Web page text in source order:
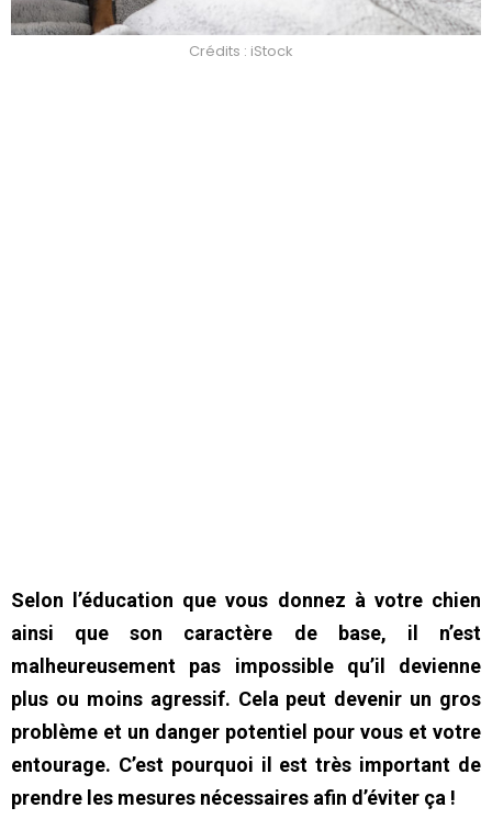
Crédits : iStock
Selon l’éducation que vous donnez à votre chien
ainsi que son caractère de base, il n’est
malheureusement pas impossible qu’il devienne
plus ou moins agressif. Cela peut devenir un gros
problème et un danger potentiel pour vous et votre
entourage. C’est pourquoi il est très important de
prendre les mesures nécessaires afin d’éviter ça !